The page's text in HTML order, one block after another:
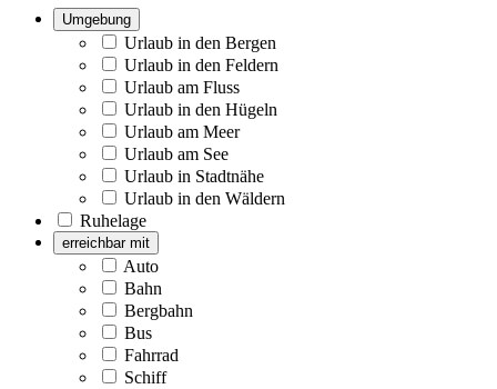
Umgebung
Urlaub in den Bergen
Urlaub in den Feldern
Urlaub am Fluss
Urlaub in den Hügeln
Urlaub am Meer
Urlaub am See
Urlaub in Stadtnähe
Urlaub in den Wäldern
Ruhelage
erreichbar mit
Auto
Bahn
Bergbahn
Bus
Fahrrad
Schiff